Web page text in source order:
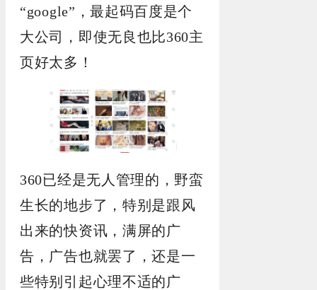
“google”，最起码百度是个
大公司，即使无良也比360主
页好太多！
360已经是无人管理的，野蛮
生长的地步了，特别是跟风
出来的快资讯，满屏的广
告，广告也就罢了，还是一
些特别引起心理不适的广